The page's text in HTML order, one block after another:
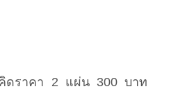
ดราคา 2 แผ่น 300 บาท